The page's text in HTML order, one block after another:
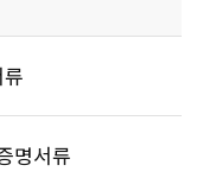
명서류